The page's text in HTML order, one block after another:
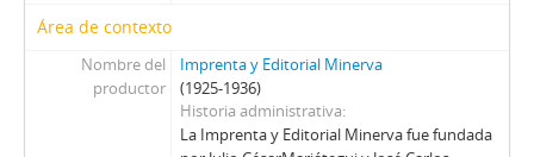
Área de contexto
Nombre del
productor
Imprenta y Editorial Minerva
(1925-1936)
Historia administrativa
La Imprenta y Editorial Minerva fue fundada